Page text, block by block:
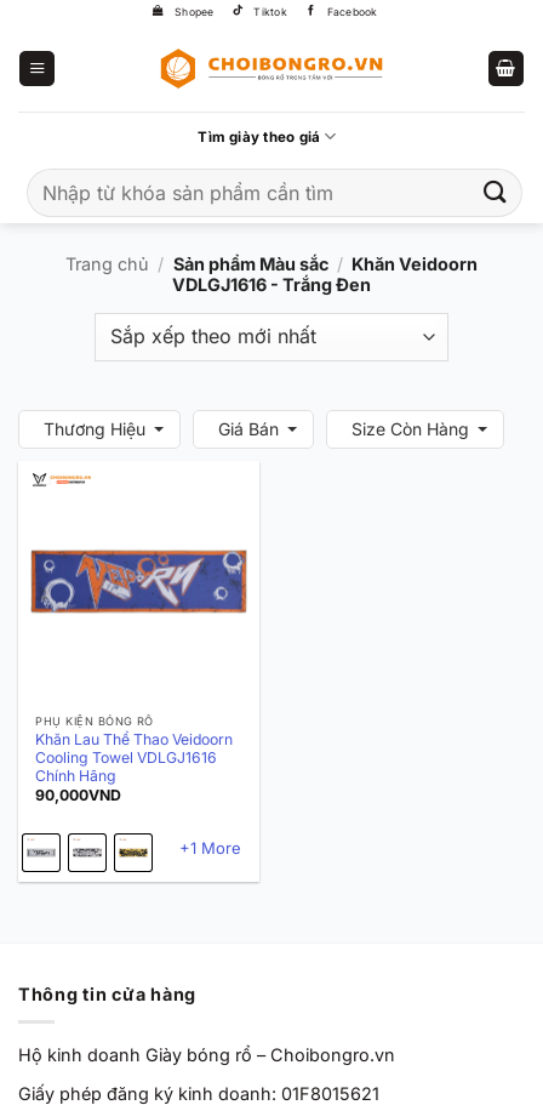
Shopee Tiktok Facebook
Tìm giày theo giá
kiếm:
Trang chủ / Sản phẩm Màu sắc / Khăn Veidoorn
VDLGJ1616 - Trắng Đen
Thương Hiệu Giá Bán Size Còn Hàng
PHỤ KIỆN BÓNG RỔ
Khăn Lau Thể Thao Veidoorn
Cooling Towel VDLGJ1616
Chính Hãng
90,000VND
+1 More
Thông tin cửa hàng
Hộ kinh doanh Giày bóng rổ – Choibongro.vn
Giấy phép đăng ký kinh doanh: 01F8015621